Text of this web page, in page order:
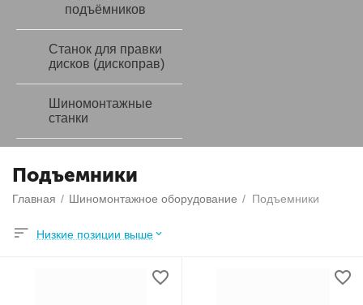
подъёмников
Станок для правки
дисков (дископрав)
Шиномонтажные
станки
Подъемники
Главная / Шиномонтажное оборудование / Подъемники
Низкие позиции выше